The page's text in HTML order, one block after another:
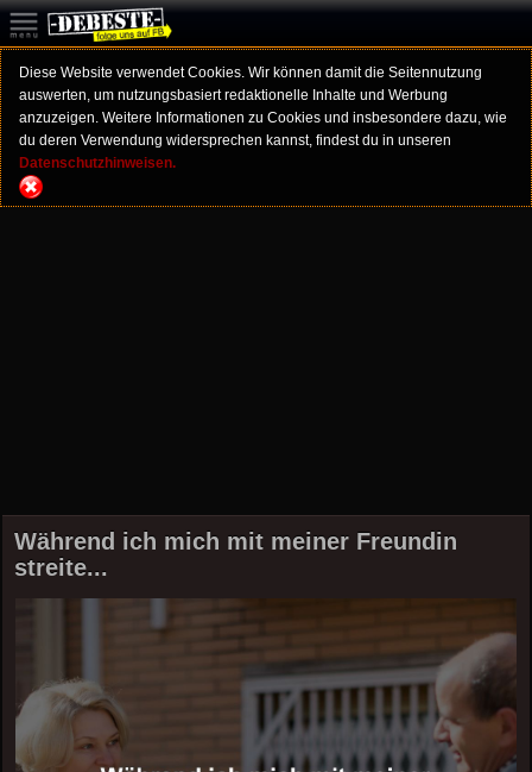
Diese Website verwendet Cookies. Wir können damit die Seitennutzung
auswerten, um nutzungsbasiert redaktionelle Inhalte und Werbung
anzuzeigen. Weitere Informationen zu Cookies und insbesondere dazu, wie
du deren Verwendung widersprechen kannst, findest du in unseren
Datenschutzhinweisen.
Während ich mich mit meiner Freundin
streite...